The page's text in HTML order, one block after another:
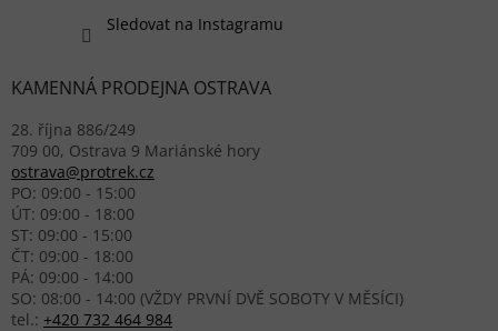
Sledovat na Instagramu
KAMENNÁ PRODEJNA OSTRAVA
28. října 886/249
709 00, Ostrava 9 Mariánské hory
ostrava@protrek.cz
PO: 09:00 - 15:00
ÚT: 09:00 - 18:00
ST: 09:00 - 15:00
ČT: 09:00 - 18:00
PÁ: 09:00 - 14:00
SO: 08:00 - 14:00 (VŽDY PRVNÍ DVĚ SOBOTY V MĚSÍCI)
tel.: +420 732 464 984